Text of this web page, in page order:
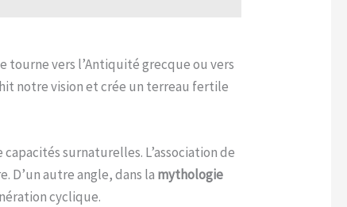
tourne vers l’Antiquité grecque ou vers
notre vision et crée un terreau fertile
surnaturelles. L’association de
D’un autre angle, dans la mythologie
cyclique.